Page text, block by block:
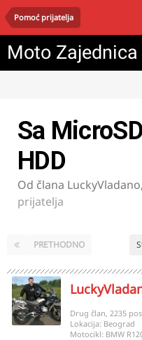
Pomoć prijatelja
Moto Zajednica
Sa
HDD
Od člana LuckyVladano,
prijatelja
PRETHODNO
Drug član, 2235
Lokacija: Beograd
Motocikl: BMW